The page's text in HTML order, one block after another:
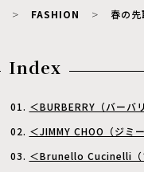
FASHION 春の
Index
＜BURBERRY（バーバ
＜JIMMY CHOO（ジミ
＜Brunello Cucinelli（